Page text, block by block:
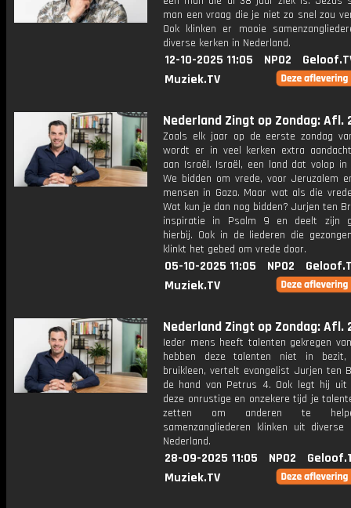
man een vraag die je niet zo snel zou
Ook klinken er mooie
diverse kerken in Nederland.
12-10-2025 11:05 NPO2
Muziek.TV
Nederland Zingt op Zondag: Afl.
Zoals elk jaar op de eerste zondag
wordt er in veel kerken extra
aan Israël. Israël, een land dat volop in
We bidden om vrede, voor Jeruzalem
mensen in Gaza. Maar wat als die
Wat kun je dan nog bidden? Jurjen ten
inspiratie in Psalm 9 en deelt zijn
hierbij. Ook in de liederen die
klinkt het gebed om vrede door.
05-10-2025 11:05 NPO2
Muziek.TV
Nederland Zingt op Zondag: Afl.
Ieder mens heeft talenten gekregen
hebben deze talenten niet in
bruikleen, vertelt evangelist Jurjen ten
de hand van Petrus 4. Ook legt hij
deze onrustige en onzekere tijd je
zetten om anderen te
samenzangliederen klinken uit diverse
Nederland.
28-09-2025 11:05 NPO2
Muziek.TV